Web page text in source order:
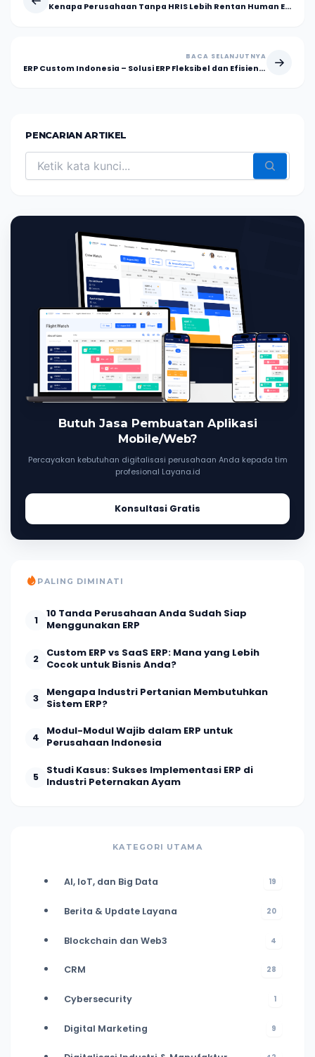
Kenapa Perusahaan Tanpa HRIS Lebih Rentan Human Error?
BACA SELANJUTNYA
ERP Custom Indonesia – Solusi ERP Fleksibel dan Efisien untuk Bisnis
PENCARIAN ARTIKEL
Butuh Jasa Pembuatan Aplikasi
Mobile/Web?
Percayakan kebutuhan digitalisasi perusahaan Anda kepada tim
profesional Layana.id
Konsultasi Gratis
PALING DIMINATI
1
10 Tanda Perusahaan Anda Sudah Siap
Menggunakan ERP
2
Custom ERP vs SaaS ERP: Mana yang Lebih
Cocok untuk Bisnis Anda?
3
Mengapa Industri Pertanian Membutuhkan
Sistem ERP?
4
Modul-Modul Wajib dalam ERP untuk
Perusahaan Indonesia
5
Studi Kasus: Sukses Implementasi ERP di
Industri Peternakan Ayam
KATEGORI UTAMA
AI, IoT, dan Big Data 19
Berita & Update Layana 20
Blockchain dan Web3 4
CRM 28
Cybersecurity 1
Digital Marketing 9